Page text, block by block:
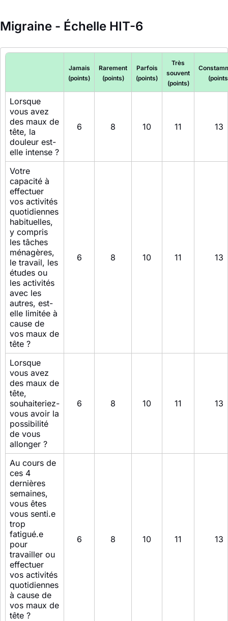
Migraine - Échelle HIT-6
Jamais
(points)
Rarement
(points)
Parfois
(points)
Très
souvent
(points)
Lorsque
vous avez
des maux de
tête, la
douleur est-
elle intense ?
6 8 10 11 13
Votre
capacité à
effectuer
vos activités
quotidiennes
habituelles,
y compris
les tâches
ménagères,
le travail, les
études ou
les activités
avec les
autres, est-
elle limitée à
cause de
vos maux de
tête ?
6 8 10 11 13
Lorsque
vous avez
des maux de
tête,
souhaiteriez-
vous avoir la
possibilité
de vous
allonger ?
6 8 10 11 13
Au cours de
ces 4
dernières
semaines,
vous êtes
vous senti.e
trop
fatigué.e
pour
travailler ou
effectuer
vos activités
quotidiennes
à cause de
vos maux de
tête ?
6 8 10 11 13